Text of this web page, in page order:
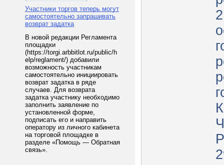
Участники торгов теперь могут
самостоятельно запрашивать
возврат задатка
В новой редакции Регламента
площадки
(https://torgi.arbbitlot.ru/public/h
elp/reglament/) добавили
возможность участникам
самостоятельно инициировать
возврат задатка в ряде
случаев. Для возврата
задатка участнику необходимо
заполнить заявление по
установленной форме,
подписать его и направить
оператору из личного кабинета
на торговой площадке в
разделе «Помощь — Обратная
связь».